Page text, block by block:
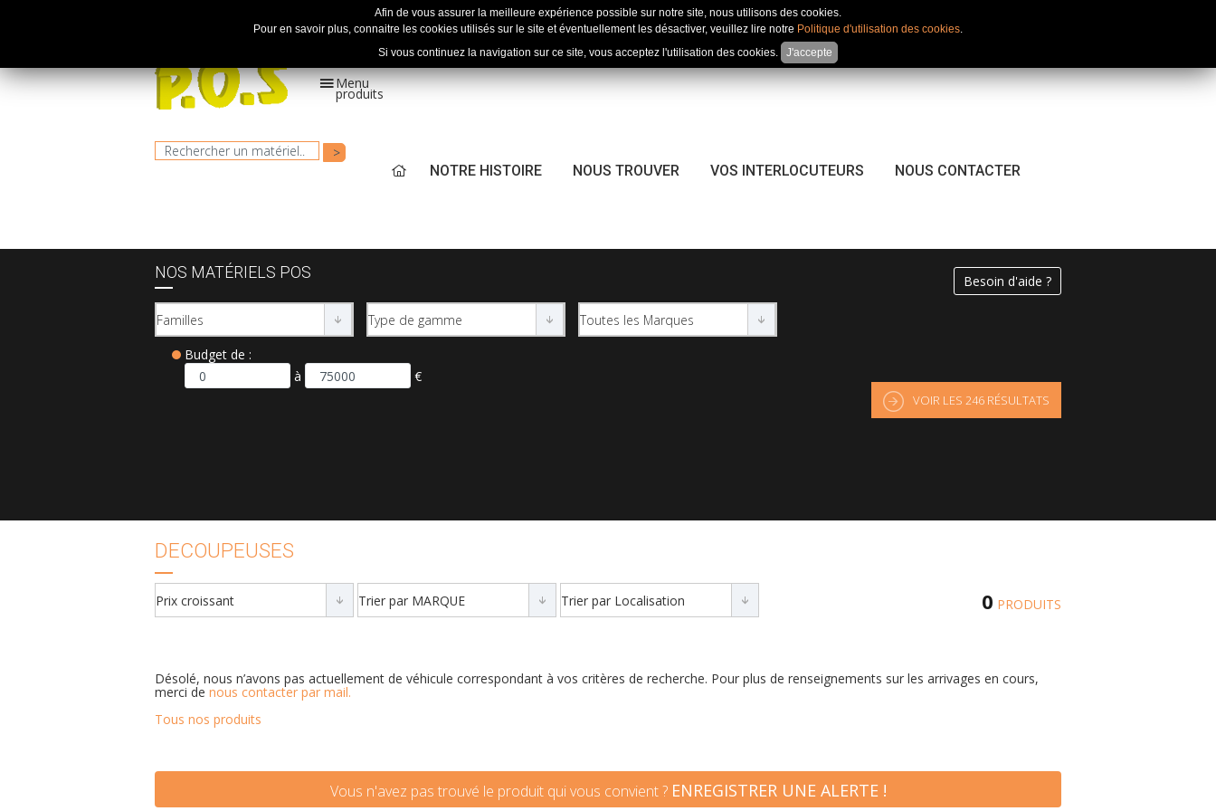
Afin de vous assurer la meilleure expérience possible sur notre site, nous utilisons des cookies.
Pour en savoir plus, connaitre les cookies utilisés sur le site et éventuellement les désactiver, veuillez lire notre Politique d'utilisation des cookies.
Si vous continuez la navigation sur ce site, vous acceptez l'utilisation des cookies.
J'accepte
Mon compte
Menu
produits
NOTRE HISTOIRE NOUS TROUVER VOS INTERLOCUTEURS NOUS CONTACTER
NOS MATÉRIELS POS
Budget de :
à
€
VOIR LES 246RÉSULTATS
Besoin d'aide ?
DECOUPEUSES
0 PRODUITS
Désolé, nous n’avons pas actuellement de véhicule correspondant à vos critères de recherche. Pour plus de renseignements sur les arrivages en cours,
merci de nous contacter par mail.
Tous nos produits
Vous n'avez pas trouvé le produit qui vous convient ? ENREGISTRER UNE ALERTE !